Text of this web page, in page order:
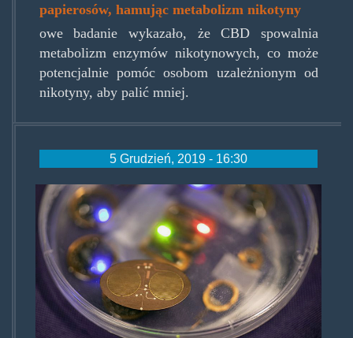
papierosów, hamując metabolizm nikotyny
owe badanie wykazało, że CBD spowalnia
metabolizm enzymów nikotynowych, co może
potencjalnie pomóc osobom uzależnionym od
nikotyny, aby palić mniej.
5 Grudzień, 2019 - 16:30
bio-
zintegrowane.jpg